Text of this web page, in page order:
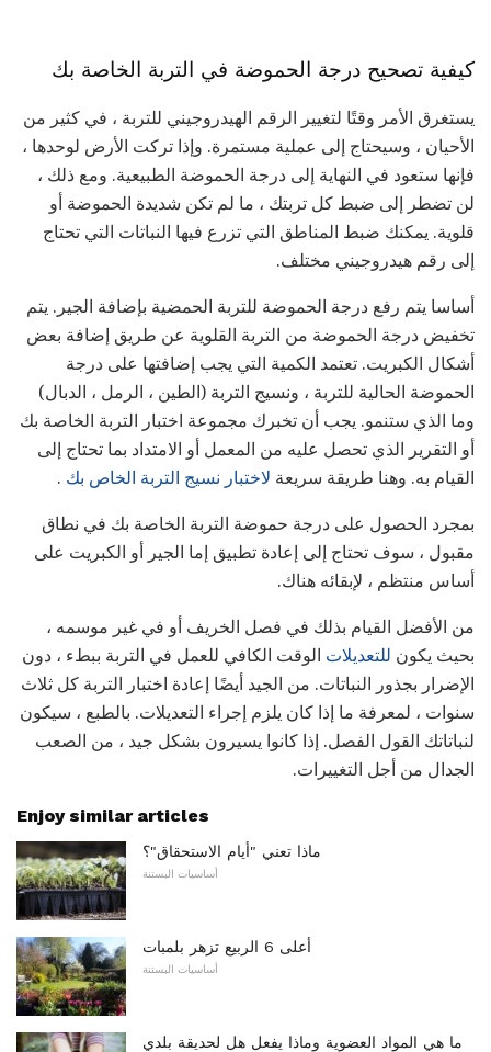
كيفية تصحيح درجة الحموضة في التربة الخاصة بك
يستغرق الأمر وقتًا لتغيير الرقم الهيدروجيني للتربة ، في كثير من
الأحيان ، وسيحتاج إلى عملية مستمرة. وإذا تركت الأرض لوحدها ،
فإنها ستعود في النهاية إلى درجة الحموضة الطبيعية. ومع ذلك ،
لن تضطر إلى ضبط كل تربتك ، ما لم تكن شديدة الحموضة أو
قلوية. يمكنك ضبط المناطق التي تزرع فيها النباتات التي تحتاج
إلى رقم هيدروجيني مختلف.
أساسا يتم رفع درجة الحموضة للتربة الحمضية بإضافة الجير. يتم
تخفيض درجة الحموضة من التربة القلوية عن طريق إضافة بعض
أشكال الكبريت. تعتمد الكمية التي يجب إضافتها على درجة
الحموضة الحالية للتربة ، ونسيج التربة (الطين ، الرمل ، الدبال)
وما الذي ستنمو. يجب أن تخبرك مجموعة اختبار التربة الخاصة بك
أو التقرير الذي تحصل عليه من المعمل أو الامتداد بما تحتاج إلى
القيام به. وهنا طريقة سريعة لاختبار نسيج التربة الخاص بك .
بمجرد الحصول على درجة حموضة التربة الخاصة بك في نطاق
مقبول ، سوف تحتاج إلى إعادة تطبيق إما الجير أو الكبريت على
أساس منتظم ، لإبقائه هناك.
من الأفضل القيام بذلك في فصل الخريف أو في غير موسمه ،
بحيث يكون للتعديلات الوقت الكافي للعمل في التربة ببطء ، دون
الإضرار بجذور النباتات. من الجيد أيضًا إعادة اختبار التربة كل ثلاث
سنوات ، لمعرفة ما إذا كان يلزم إجراء التعديلات. بالطبع ، سيكون
لنباتاتك القول الفصل. إذا كانوا يسيرون بشكل جيد ، من الصعب
الجدال من أجل التغييرات.
Enjoy similar articles
ماذا تعني "أيام الاستحقاق"؟
أساسيات البستنة
أعلى 6 الربيع تزهر بلمبات
أساسيات البستنة
ما هي المواد العضوية وماذا يفعل هل لحديقة بلدي